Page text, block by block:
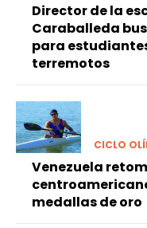
Director de la
Caraballeda
para
terremotos
CICLO
Venezuela
medallas de oro